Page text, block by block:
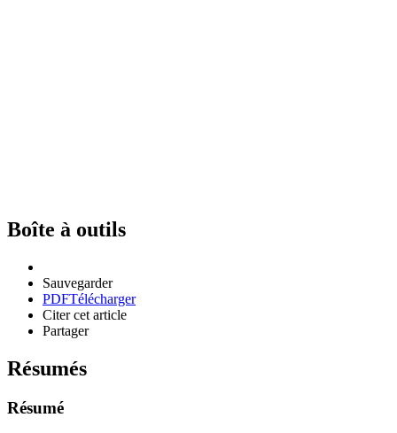
Boîte à outils
Sauvegarder
PDFTélécharger
Citer cet article
Partager
Résumés
Résumé